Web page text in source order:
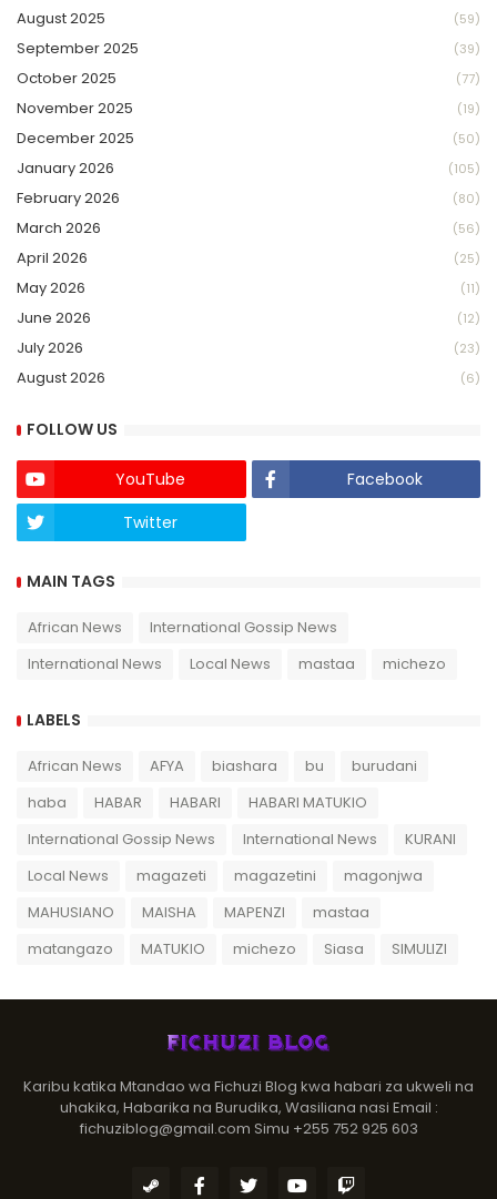
August 2025 (59)
September 2025 (39)
October 2025 (77)
November 2025 (19)
December 2025 (50)
January 2026 (105)
February 2026 (80)
March 2026 (56)
April 2026 (25)
May 2026 (11)
June 2026 (12)
July 2026 (23)
August 2026 (6)
FOLLOW US
YouTube
Facebook
Twitter
MAIN TAGS
African News
International Gossip News
International News
Local News mastaa michezo
LABELS
African News AFYA biashara bu
burudani
haba
HABAR HABARI
HABARI MATUKIO
International Gossip News
International News
KURANI
Local News
magazeti magazetini
magonjwa
MAHUSIANO
MAISHA MAPENZI
mastaa
matangazo
MATUKIO michezo Siasa SIMULIZI
Karibu katika Mtandao wa Fichuzi Blog kwa habari za ukweli na
uhakika, Habarika na Burudika, Wasiliana nasi Email :
fichuziblog@gmail.com Simu +255 752 925 603